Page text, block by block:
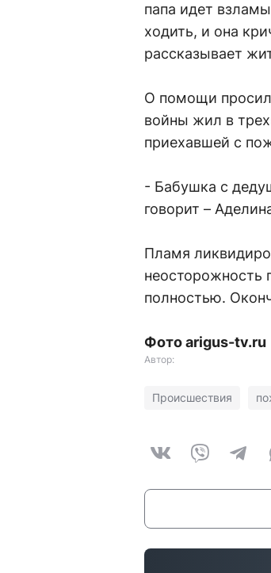
папа идет
ходить, и она
рассказывает
О помощи
войны жил в
приехавшей с
- Бабушка с
говорит –
Пламя
неосторожность
полностью.
Фото arigus-tv.ru
Автор:
Происшествия